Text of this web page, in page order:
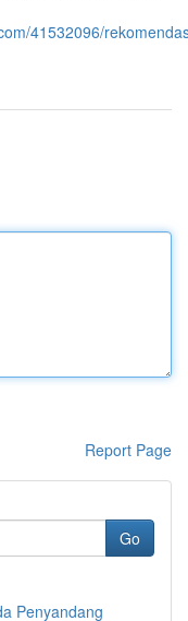
41532096/
Report Page
Go
Penyandang